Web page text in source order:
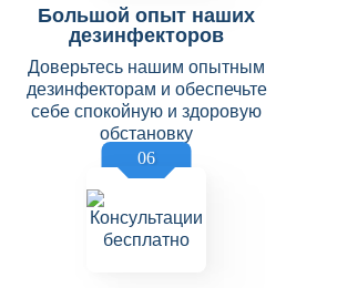
Большой опыт наших
дезинфекторов
Доверьтесь нашим опытным
дезинфекторам и обеспечьте
себе спокойную и здоровую
обстановку
06